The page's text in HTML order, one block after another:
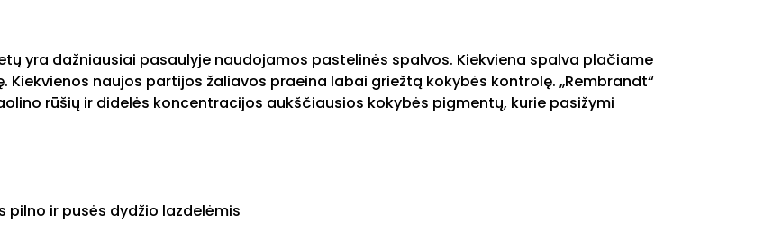
yra dažniausiai pasaulyje naudojamos pastelinės spalvos. Kiekviena spalva plačiame
Kiekvienos naujos partijos žaliavos praeina labai griežtą kokybės kontrolę. „Rembrandt“
rūšių ir didelės koncentracijos aukščiausios kokybės pigmentų, kurie pasižymi
ir pusės dydžio lazdelėmis